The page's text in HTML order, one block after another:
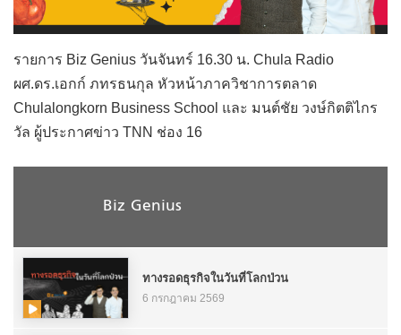
รายการ Biz Genius วันจันทร์ 16.30 น. Chula Radio
ผศ.ดร.เอกก์ ภทรธนกุล หัวหน้าภาควิชาการตลาด
Chulalongkorn Business School และ มนต์ชัย วงษ์กิตติไกร
วัล ผู้ประกาศข่าว TNN ช่อง 16
Biz Genius
ทางรอดธุรกิจในวันที่โลกป่วน
6 กรกฎาคม 2569